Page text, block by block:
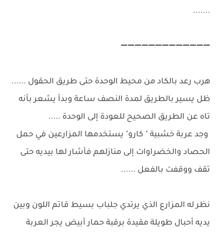
.......
➖➖➖➖➖➖➖➖➖➖➖➖➖
هرب رعد بالكاد من محيط الوحدة حتى طريق الحقول ......
ظل يسير بالطريق لمدة النصف ساعة وبدأ يشعر بأنه
تاه عن الطريق الصحيح للعودة إلى الوحدة .....
وجد عربة خشبية " كارو" يستخدمها المزارعين في حمل
الحصاد والخضراوات إلى منازلهم فأشار لها بيديه حتى
تقف ووقفت بالفعل ......
نظر له المزارع الذي يرتدي جلباب بسيط قاتم اللون وبين
يديه أحبال طويلة مقيدة برقبة حمار أبيض يجر العربة